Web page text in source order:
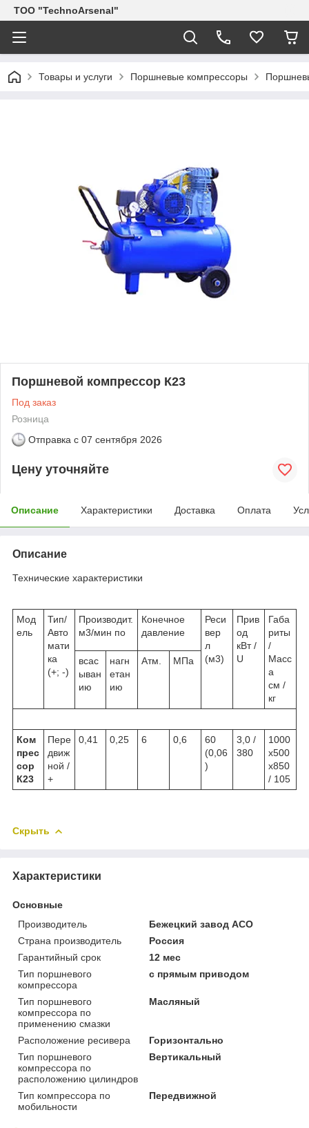
ТОО "TechnoArsenal"
Товары и услуги Поршневые компрессоры
Поршневой компрессор К23
Под заказ
Розница
Отправка с 07 сентября 2026
Цену уточняйте
Описание Характеристики Доставка Оплата
Описание
Технические характеристики
Мод
ель
Тип/
Авто
мати
ка
(+; -)
Производит.
м3/мин по
Конечное
давление
Реси
вер
л
(м3)
Прив
од
кВт /
U
Габа
риты
/
Масс
а
см /
кг
всас
ыван
ию
нагн
етан
ию
Атм. МПа
Ком
прес
сор
К23
Пере
движ
ной /
+
0,41 0,25 6 0,6
60
(0,06
)
3,0 /
380
1000
х500
х850
/ 105
Скрыть
Характеристики
Основные
Производитель
Бежецкий завод АСО
Страна производитель
Россия
Гарантийный срок
12 мес
Тип поршневого
компрессора
с прямым приводом
Тип поршневого
компрессора по
применению смазки
Масляный
Расположение ресивера
Горизонтально
Тип поршневого
компрессора по
расположению цилиндров
Вертикальный
Тип компрессора по
мобильности
Передвижной